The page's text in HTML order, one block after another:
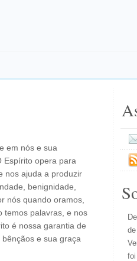
em nós e sua
Espírito opera para
nos ajuda a produzir
benignidade,
nós quando oramos,
temos palavras, e nos
é nossa garantia de
e sua graça